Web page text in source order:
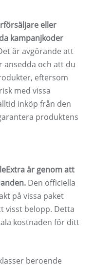
eller
kampanjkoder
är avgörande att
ansedda och att du
eftersom
med vissa
inköp från den
produktens
är genom att
Den officiella
på vissa paket
visst belopp. Detta
kostnaden för ditt
beroende